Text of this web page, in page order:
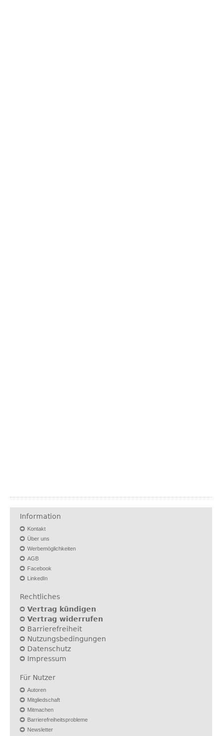
Information
Kontakt
Über uns
Werbemöglichkeiten
AGB
Facebook
LinkedIn
Rechtliches
Vertrag kündigen
Vertrag widerrufen
Barrierefreiheit
Nutzungsbedingungen
Datenschutz
Impressum
Für Nutzer
Autoren
Mitgliedschaft
Mitmachen
Barrierefreiheitsprobleme
Newsletter